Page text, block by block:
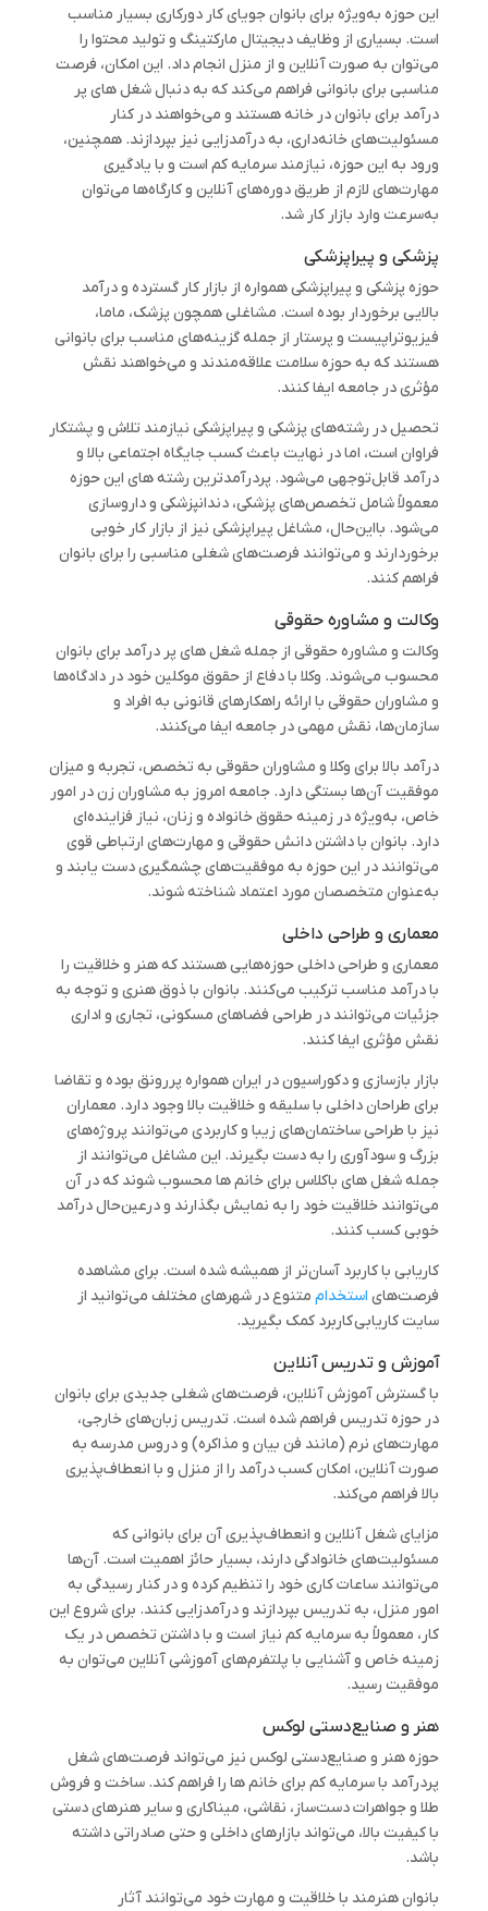
این حوزه به‌ویژه برای بانوان جویای کار دورکاری بسیار مناسب
است. بسیاری از وظایف دیجیتال مارکتینگ و تولید محتوا را
می‌توان به صورت آنلاین و از منزل انجام داد. این امکان، فرصت
مناسبی برای بانوانی فراهم می‌کند که به دنبال شغل های پر
درآمد برای بانوان در خانه هستند و می‌خواهند در کنار
مسئولیت‌های خانه‌داری، به درآمدزایی نیز بپردازند. همچنین،
ورود به این حوزه، نیازمند سرمایه کم است و با یادگیری
مهارت‌های لازم از طریق دوره‌های آنلاین و کارگاه‌ها می‌توان
به‌سرعت وارد بازار کار شد.
پزشکی و پیراپزشکی
حوزه پزشکی و پیراپزشکی همواره از بازار کار گسترده و درآمد
بالایی برخوردار بوده است. مشاغلی همچون پزشک، ماما،
فیزیوتراپیست و پرستار از جمله گزینه‌های مناسب برای بانوانی
هستند که به حوزه سلامت علاقه‌مندند و می‌خواهند نقش
مؤثری در جامعه ایفا کنند.
تحصیل در رشته‌های پزشکی و پیراپزشکی نیازمند تلاش و پشتکار
فراوان است، اما در نهایت باعث کسب جایگاه اجتماعی بالا و
درآمد قابل‌توجهی می‌شود. پردرآمدترین رشته‌ های این حوزه
معمولاً شامل تخصص‌های پزشکی، دندانپزشکی و داروسازی
می‌شود. بااین‌حال، مشاغل پیراپزشکی نیز از بازار کار خوبی
برخوردارند و می‌توانند فرصت‌های شغلی مناسبی را برای بانوان
فراهم کنند.
وکالت و مشاوره حقوقی
وکالت و مشاوره حقوقی از جمله شغل های پر درآمد برای بانوان
محسوب می‌شوند. وکلا با دفاع از حقوق موکلین خود در دادگاه‌ها
و مشاوران حقوقی با ارائه راهکارهای قانونی به افراد و
سازمان‌ها، نقش مهمی در جامعه ایفا می‌کنند.
درآمد بالا برای وکلا و مشاوران حقوقی به تخصص، تجربه و میزان
موفقیت آن‌ها بستگی دارد. جامعه امروز به مشاوران زن در امور
خاص، به‌ویژه در زمینه حقوق خانواده و زنان، نیاز فزاینده‌ای
دارد. بانوان با داشتن دانش حقوقی و مهارت‌های ارتباطی قوی
می‌توانند در این حوزه به موفقیت‌های چشمگیری دست یابند و
به‌عنوان متخصصان مورد اعتماد شناخته شوند.
معماری و طراحی داخلی
معماری و طراحی داخلی حوزه‌هایی هستند که هنر و خلاقیت را
با درآمد مناسب ترکیب می‌کنند. بانوان با ذوق هنری و توجه به
جزئیات می‌توانند در طراحی فضاهای مسکونی، تجاری و اداری
نقش مؤثری ایفا کنند.
بازار بازسازی و دکوراسیون در ایران همواره پررونق بوده و تقاضا
برای طراحان داخلی با سلیقه و خلاقیت بالا وجود دارد. معماران
نیز با طراحی ساختمان‌های زیبا و کاربردی می‌توانند پروژه‌های
بزرگ و سودآوری را به دست بگیرند. این مشاغل می‌توانند از
جمله شغل های باکلاس برای خانم ها محسوب شوند که در آن
می‌توانند خلاقیت خود را به نمایش بگذارند و درعین‌حال درآمد
خوبی کسب کنند.
کاریابی با کاربرد آسان‌تر از همیشه شده است. برای مشاهده
فرصت‌های استخداممتنوع در شهرهای مختلف می‌توانید از
سایت کاریابی کاربرد کمک بگیرید.
آموزش و تدریس آنلاین
با گسترش آموزش آنلاین، فرصت‌های شغلی جدیدی برای بانوان
در حوزه تدریس فراهم شده است. تدریس زبان‌های خارجی،
مهارت‌های نرم (مانند فن بیان و مذاکره) و دروس مدرسه به
صورت آنلاین، امکان کسب درآمد را از منزل و با انعطاف‌پذیری
بالا فراهم می‌کند.
مزایای شغل آنلاین و انعطاف‌پذیری آن برای بانوانی که
مسئولیت‌های خانوادگی دارند، بسیار حائز اهمیت است. آن‌ها
می‌توانند ساعات کاری خود را تنظیم کرده و در کنار رسیدگی به
امور منزل، به تدریس بپردازند و درآمدزایی کنند. برای شروع این
کار، معمولاً به سرمایه کم نیاز است و با داشتن تخصص در یک
زمینه خاص و آشنایی با پلتفرم‌های آموزشی آنلاین می‌توان به
موفقیت رسید.
هنر و صنایع‌دستی لوکس
حوزه هنر و صنایع‌دستی لوکس نیز می‌تواند فرصت‌های شغل
پردرآمد با سرمایه کم برای خانم ها را فراهم کند. ساخت و فروش
طلا و جواهرات دست‌ساز، نقاشی، میناکاری و سایر هنرهای دستی
با کیفیت بالا، می‌تواند بازارهای داخلی و حتی صادراتی داشته
باشد.
بانوان هنرمند با خلاقیت و مهارت خود می‌توانند آثار